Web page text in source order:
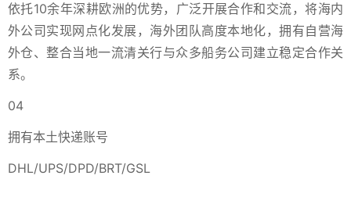
依托10余年深耕欧洲的优势，广泛开展合作和交流，将海内
外公司实现网点化发展，海外团队高度本地化，拥有自营海
外仓、整合当地一流清关行与众多船务公司建立稳定合作关
系。
04
拥有本土快递账号
DHL/UPS/DPD/BRT/GSL